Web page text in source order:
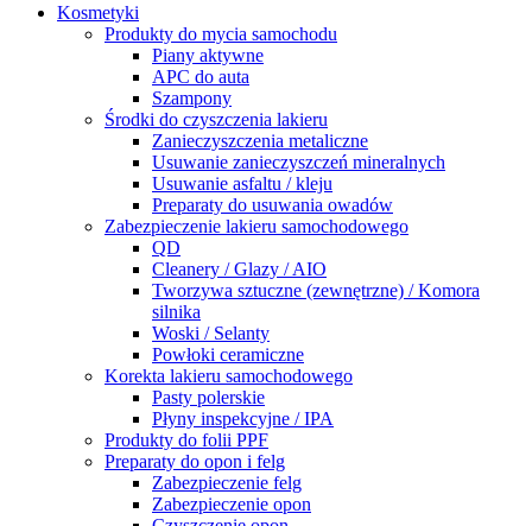
Kosmetyki
Produkty do mycia samochodu
Piany aktywne
APC do auta
Szampony
Środki do czyszczenia lakieru
Zanieczyszczenia metaliczne
Usuwanie zanieczyszczeń mineralnych
Usuwanie asfaltu / kleju
Preparaty do usuwania owadów
Zabezpieczenie lakieru samochodowego
QD
Cleanery / Glazy / AIO
Tworzywa sztuczne (zewnętrzne) / Komora
silnika
Woski / Selanty
Powłoki ceramiczne
Korekta lakieru samochodowego
Pasty polerskie
Płyny inspekcyjne / IPA
Produkty do folii PPF
Preparaty do opon i felg
Zabezpieczenie felg
Zabezpieczenie opon